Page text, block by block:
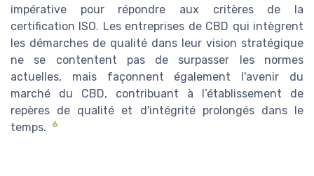
impérative pour répondre aux critères de la
certification ISO. Les entreprises de CBD qui intègrent
les démarches de qualité dans leur vision stratégique
ne se contentent pas de surpasser les normes
actuelles, mais façonnent également l'avenir du
marché du CBD, contribuant à l’établissement de
repères de qualité et d'intégrité prolongés dans le
temps.
6